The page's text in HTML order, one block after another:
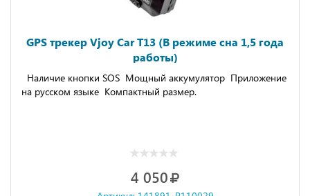
GPS трекер Vjoy Car T13 (В режиме сна 1,5 года
работы)
Наличие кнопки SOS Мощный аккумулятор Приложение
на русском языке Компактный размер.
4 050